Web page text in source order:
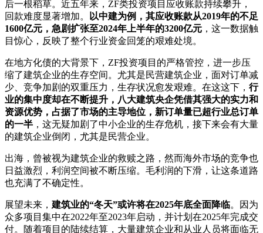
后一根稻草。近五年来，ZF类投资项目应收账款持续攀升，
回款难度显著增加。
以中建为例，其应收账款从2019年的不足
1600亿元，急剧扩张至2024年上半年的3200亿元 ，这一数据触
目惊心，反映了整个行业资金回笼的艰难处境。
在地方化债的大背景下，ZF投资项目的严格管控，进一步压
缩了建筑企业的生存空间。尤其是民营建筑企业，面对订单减
少、竞争加剧的双重压力，生存状况愈发艰难。在这这下， 行
业的集中度却在不断提升，八大建筑央企凭借其强大的实力和
资源优势，占据了市场的主导地位，新订单量已超行业总订单
的一半 ，这无疑加剧了中小企业的生存危机，接下来会有大量
的建筑企业倒闭，尤其是民营企业。
出海，曾被视为建筑企业的救赎之路，然而海外市场的竞争也
日益激烈，利润空间被不断压缩。毛利润的下滑，让这条道路
也充满了不确定性。
展望未来， 建筑业的“冬天”或许将在2025年底全面降临。因为
众多项目集中在2022年至2023年启动，并计划在2025年完成交
付。随着项目的陆续结算，大量建筑企业和从业人员将面临无